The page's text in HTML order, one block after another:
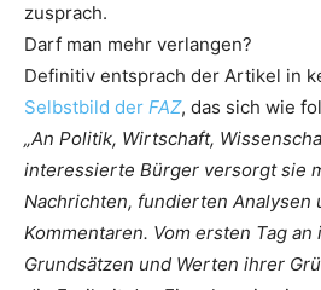
zusprach.
Darf man mehr verlangen?
Definitiv entsprach der Artikel in
Selbstbild der FAZ, das sich wie
„An Politik, Wirtschaft,
interessierte Bürger versorgt sie
Nachrichten, fundierten Analysen
Kommentaren. Vom ersten Tag an
Grundsätzen und Werten ihrer